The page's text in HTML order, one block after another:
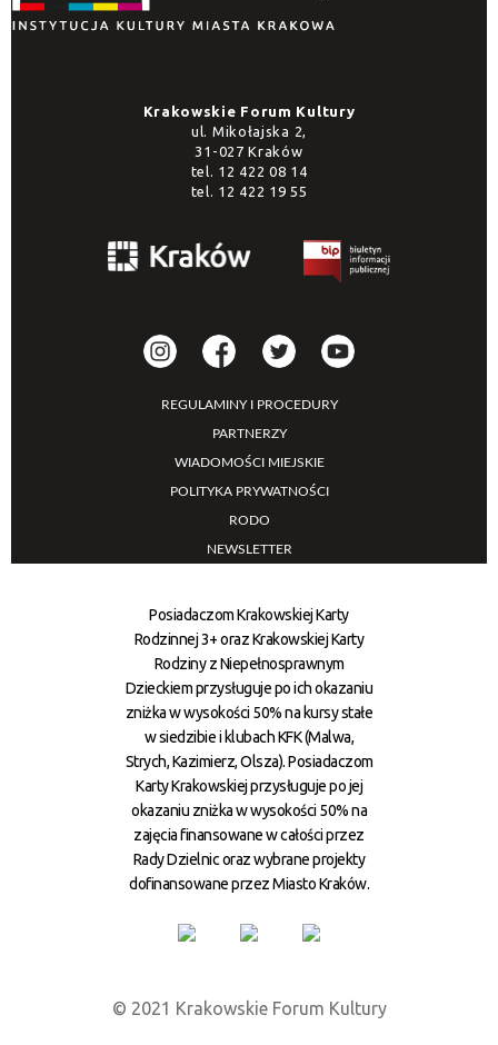
Krakowskie Forum Kultury
ul. Mikołajska 2,
31-027 Kraków
tel. 12 422 08 14
tel. 12 422 19 55
REGULAMINY I PROCEDURY
PARTNERZY
WIADOMOŚCI MIEJSKIE
POLITYKA PRYWATNOŚCI
RODO
NEWSLETTER
Posiadaczom Krakowskiej Karty
Rodzinnej 3+ oraz Krakowskiej Karty
Rodziny z Niepełnosprawnym
Dzieckiem przysługuje po ich okazaniu
zniżka w wysokości 50% na kursy stałe
w siedzibie i klubach KFK (Malwa,
Strych, Kazimierz, Olsza). Posiadaczom
Karty Krakowskiej przysługuje po jej
okazaniu zniżka w wysokości 50% na
zajęcia finansowane w całości przez
Rady Dzielnic oraz wybrane projekty
dofinansowane przez Miasto Kraków.
© 2021 Krakowskie Forum Kultury